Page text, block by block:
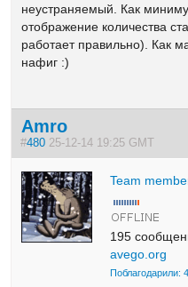
неустраняемый. Как
отображение количества
работает правильно). Как
нафиг :)
Amro
#480 25-12-14 19:25 GMT
Team
195
avego.org
Поблагодарили: